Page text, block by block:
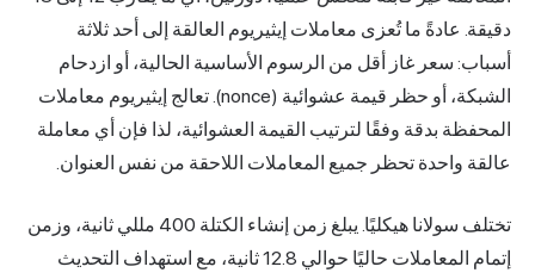
دقيقة. عادةً ما تُعزى معاملات إيثيريوم العالقة إلى أحد ثلاثة
أسباب: سعر غاز أقل من الرسوم الأساسية الحالية، أو ازدحام
الشبكة، أو حظر قيمة عشوائية (nonce). تعالج إيثيريوم معاملات
المحفظة بدقة وفقًا لترتيب القيمة العشوائية، لذا فإن أي معاملة
عالقة واحدة تحظر جميع المعاملات اللاحقة من نفس العنوان.
تختلف سولانا هيكليًا. يبلغ زمن إنشاء الكتلة 400 مللي ثانية، وزمن
إتمام المعاملات حاليًا حوالي 12.8 ثانية، مع استهداف التحديث